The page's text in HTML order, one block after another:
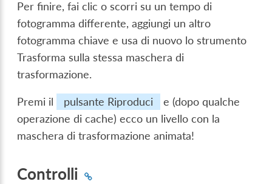
Per finire, fai clic o scorri su un tempo di
fotogramma differente, aggiungi un altro
fotogramma chiave e usa di nuovo lo strumento
Trasforma sulla stessa maschera di
trasformazione.
Premi il pulsante Riproduci
e (dopo qualche
operazione di cache) ecco un livello con la
maschera di trasformazione animata!
Controlli